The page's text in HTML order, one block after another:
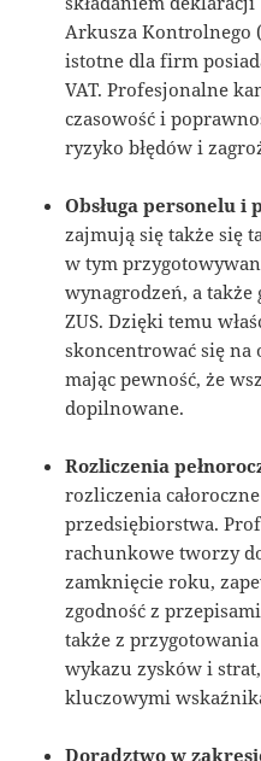
Arkusza Kontrolnego
istotne dla firm
VAT. Profesjonalne
czasowość i
ryzyko błędów i
Obsługa personelu i
zajmują się także się
w tym
wynagrodzeń, a
ZUS. Dzięki temu
skoncentrować się na
mając pewność, że
dopilnowane.
Rozliczenia
rozliczenia
przedsiębiorstwa.
rachunkowe tworzy
zamknięcie roku,
zgodność z
także z
wykazu zysków i
kluczowymi
Doradztwo w